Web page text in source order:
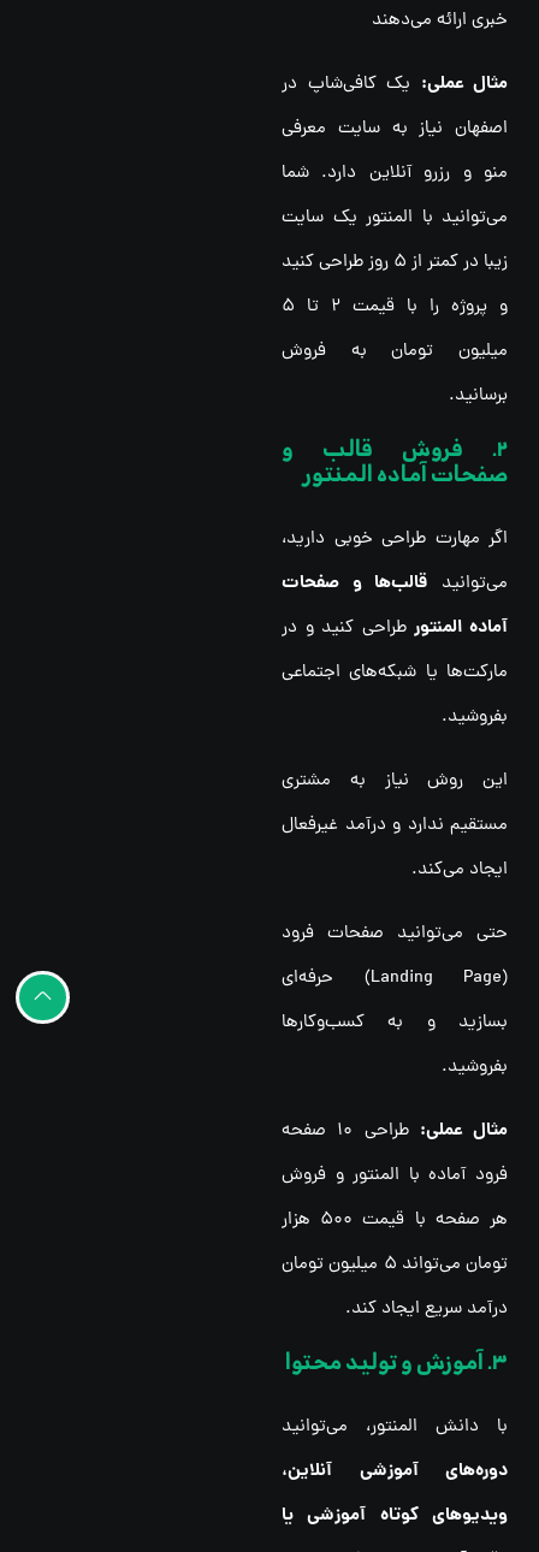
خبری ارائه می‌دهند
مثال عملی: یک کافی‌شاپ در
اصفهان نیاز به سایت معرفی
منو و رزرو آنلاین دارد. شما
می‌توانید با المنتور یک سایت
زیبا در کمتر از ۵ روز طراحی کنید
و پروژه را با قیمت ۲ تا ۵
میلیون تومان به فروش
برسانید.
2. فروش قالب و
صفحات آماده المنتور
اگر مهارت طراحی خوبی دارید،
می‌توانید قالب‌ها و صفحات
آماده المنتورطراحی کنید و در
مارکت‌ها یا شبکه‌های اجتماعی
بفروشید.
این روش نیاز به مشتری
مستقیم ندارد و درآمد غیرفعال
ایجاد می‌کند.
حتی می‌توانید صفحات فرود
(Landing Page) حرفه‌ای
بسازید و به کسب‌وکارها
بفروشید.
مثال عملی:
طراحی ۱۰ صفحه
فرود آماده با المنتور و فروش
هر صفحه با قیمت ۵۰۰ هزار
تومان می‌تواند ۵ میلیون تومان
درآمد سریع ایجاد کند.
3. آموزش و تولید محتوا
با دانش المنتور، می‌توانید
دوره‌های آموزشی آنلاین،
ویدیوهای کوتاه آموزشی یا